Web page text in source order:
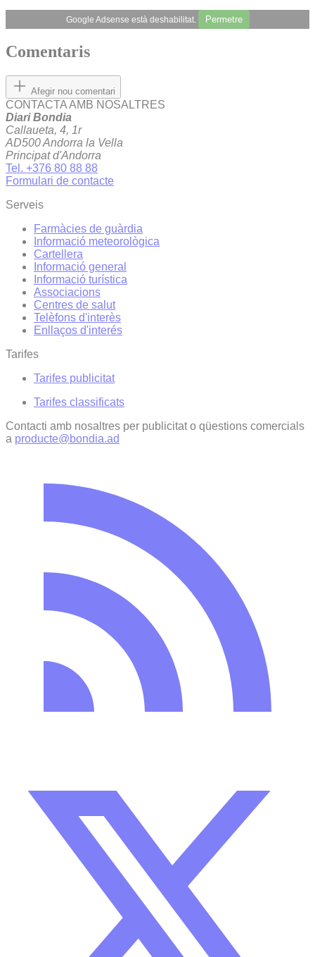
Google Adsense està deshabilitat. Permetre
Comentaris
Afegir nou comentari
CONTACTA AMB NOSALTRES
Diari Bondia
Callaueta, 4, 1r
AD500 Andorra la Vella
Principat d'Andorra
Tel. +376 80 88 88
Formulari de contacte
Serveis
Farmàcies de guàrdia
Informació meteorològica
Cartellera
Informació general
Informació turística
Associacions
Centres de salut
Telèfons d'interès
Enllaços d'interés
Tarifes
Tarifes publicitat
Tarifes classificats
Contacti amb nosaltres per publicitat o qüestions comercials
a producte@bondia.ad